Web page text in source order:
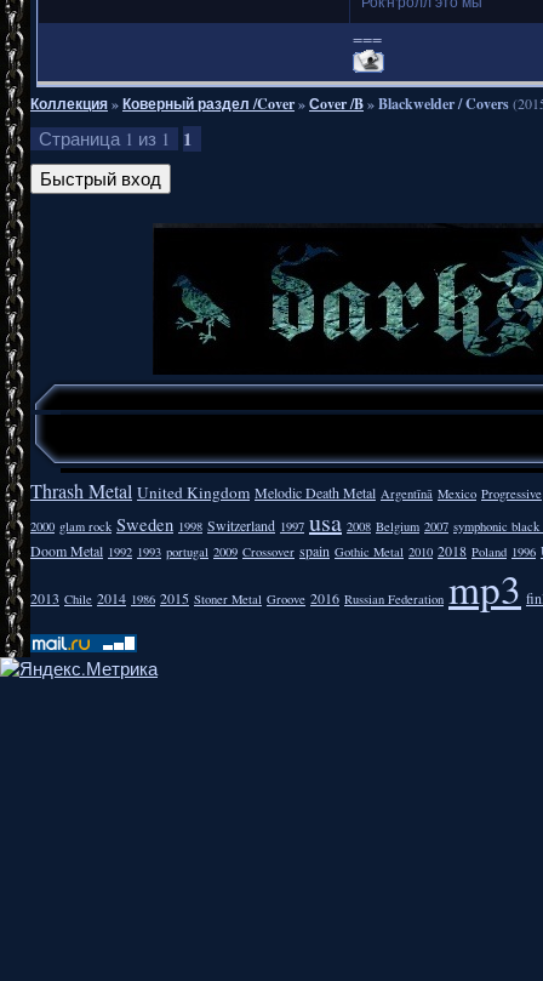
===
Коллекция»Коверный раздел /Cover»Сover /B»Blackwelder / Covers
Страница 1 из 1 1
Thrash Metal United Kingdom Melodic Death Metal Argentīnā Mexico Progressive
2000 glam rock Sweden 1998 Switzerland 1997 usa 2008 Belgium 2007 symphonic
Doom Metal 1992 1993 portugal 2009 Crossover spain Gothic Metal 2010 2018 Poland 1996
2013 Chile 2014 1986 2015 Stoner Metal Groove 2016 Russian Federation mp3